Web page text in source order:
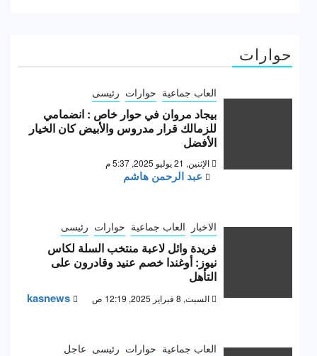
حوارات
العاب جماعية حوارات رئيسى
بيجاد مروان في حوار خاص : انضمامي
للزمالك قرار مدروس والأبيض كان الخيار
الأفضل
الإثنين, 21 يوليو 2025, 5:37 م
عبد الرحمن هاشم
الاخبار العاب جماعية حوارات رئيسى
فريدة وائل لاعبة منتخب السلة لكاس
نيوز: أوغندا خصم عنيد وقادرون على
التأهل
السبت, 8 فبراير 2025, 12:19 ص kasnews
العاب جماعية حوارات رئيسى عاجل